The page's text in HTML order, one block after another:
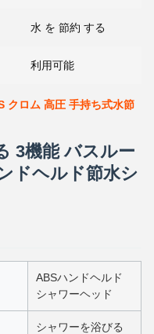
水 を 節約 する
利用可能
クロム 高圧 手持ち式水節
3機能 バスルー
ドヘルド節水シ
ABSハンドヘルド
シャワーヘッド
シャワーを浴びる